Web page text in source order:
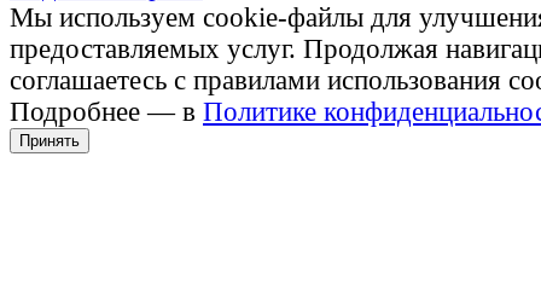
Мы используем cookie-файлы для
предоставляемых услуг. Продолжая
соглашаетесь с правилами использования
Подробнее — в Политике
Принять